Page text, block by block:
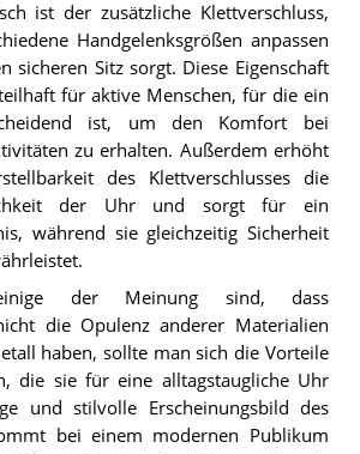
ist der zusätzliche Klettverschluss,
Handgelenksgrößen anpassen
sicheren Sitz sorgt. Diese Eigenschaft
für aktive Menschen, für die ein
ist, um den Komfort bei
zu erhalten. Außerdem erhöht
des Klettverschlusses die
der Uhr und sorgt für ein
während sie gleichzeitig Sicherheit
der Meinung sind, dass
die Opulenz anderer Materialien
haben, sollte man sich die Vorteile
die sie für eine alltagstaugliche Uhr
und stilvolle Erscheinungsbild des
bei einem modernen Publikum